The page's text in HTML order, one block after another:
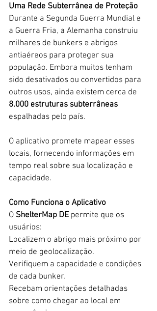
Uma Rede Subterrânea de Proteção
Durante a Segunda Guerra Mundial e
a Guerra Fria, a Alemanha construiu
milhares de bunkers e abrigos
antiaéreos para proteger sua
população. Embora muitos tenham
sido desativados ou convertidos para
outros usos, ainda existem cerca de
8.000 estruturas subterrâneas
espalhadas pelo país.
O aplicativo promete mapear esses
locais, fornecendo informações em
tempo real sobre sua localização e
capacidade.
Como Funciona o Aplicativo
O ShelterMap DE permite que os
usuários:
Localizem o abrigo mais próximo por
meio de geolocalização.
Verifiquem a capacidade e condições
de cada bunker.
Recebam orientações detalhadas
sobre como chegar ao local em